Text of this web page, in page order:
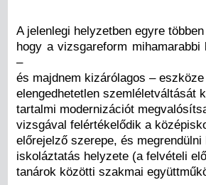
A jelenlegi helyzetben egyre
hogy a vizsgareform
–
és majdnem kizárólagos –
elengedhetetlen szemléletváltását
tartalmi modernizációt
vizsgával felértékelődik a
előrejelző szerepe, és
iskoláztatás helyzete (a felvételi
tanárok közötti szakmai